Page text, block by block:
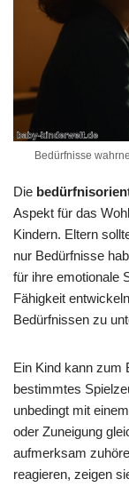
Bedürfnisse
Die
Aspekt für das
Kindern. Eltern
nur Bedürfnisse
für ihre emotionale
Fähigkeit
Bedürfnissen zu
Ein Kind kann zum
bestimmtes
unbedingt mit
oder Zuneigung
aufmerksam
reagieren, zeigen